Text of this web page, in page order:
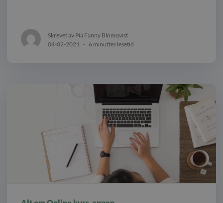
Skrevet av Pia Fanny Blomqvist
04-02-2021
- 6 minutter lesetid